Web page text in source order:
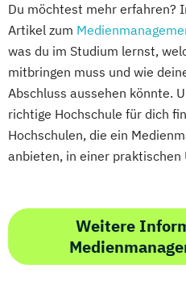
Du möchtest mehr erfahren?
Artikel zum
was du im Studium lernst,
mitbringen muss und wie
Abschluss aussehen könnte.
richtige Hochschule für dich
Hochschulen, die ein
anbieten, in einer praktischen
Weitere